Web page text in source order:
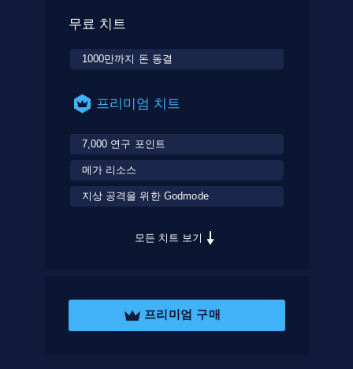
무료 치트
1000만까지 돈 동결
프리미엄 치트
7,000 연구 포인트
메가 리소스
지상 공격을 위한 Godmode
모든 치트 보기
프리미엄 구매